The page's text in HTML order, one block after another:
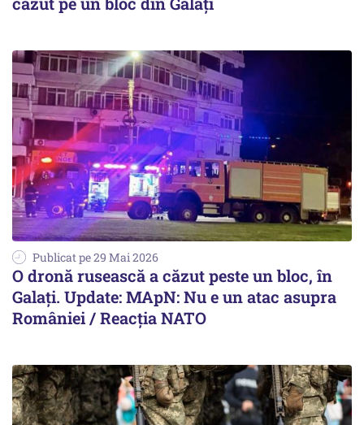
Publicat pe 29 Mai 2026
O dronă rusească a căzut peste un bloc, în
Galați. Update: MApN: Nu e un atac asupra
României / Reacția NATO